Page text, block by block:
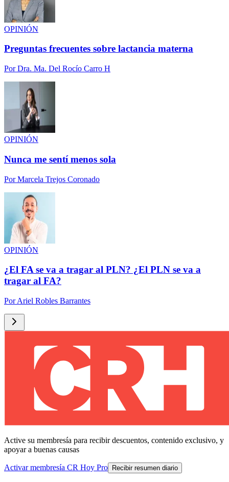
OPINIÓN
Preguntas frecuentes sobre lactancia materna
PorDra. Ma. Del Rocío Carro H
OPINIÓN
Nunca me sentí menos sola
PorMarcela Trejos Coronado
OPINIÓN
¿El FA se va a tragar al PLN? ¿El PLN se va a
tragar al FA?
PorAriel Robles Barrantes
Active su membresía para recibir descuentos, contenido exclusivo, y
apoyar a buenas causas
Activar membresía CR Hoy Pro Recibir resumen diario